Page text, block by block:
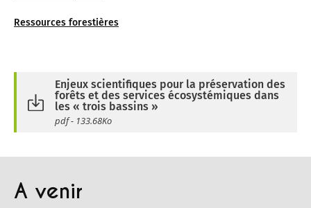
Ressources forestières
Enjeux scientifiques pour la préservation des
forêts et des services écosystémiques dans
les « trois bassins »
pdf - 133.68Ko
A venir